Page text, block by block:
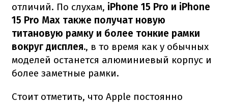
отличий. По слухам, iPhone 15 Pro и iPhone
15 Pro Max также получат новую
титановую рамку и более тонкие рамки
вокруг дисплея., в то время как у обычных
моделей останется алюминиевый корпус и
более заметные рамки.
Стоит отметить, что Apple постоянно